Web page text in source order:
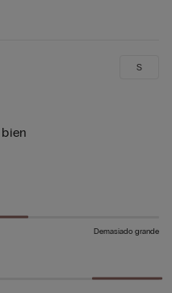
S
Demasiado grande